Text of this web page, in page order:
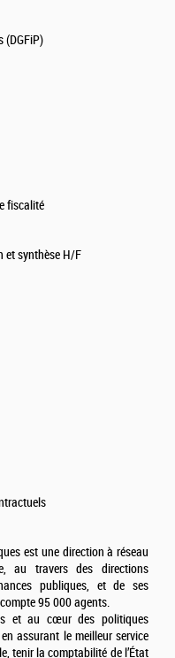
fiscalité
et synthèse H/F
est une direction à réseau
au travers des directions
publiques, et de ses
95 000 agents.
et au cœur des politiques
assurant le meilleur service
tenir la comptabilité de l’État
(DGFiP)